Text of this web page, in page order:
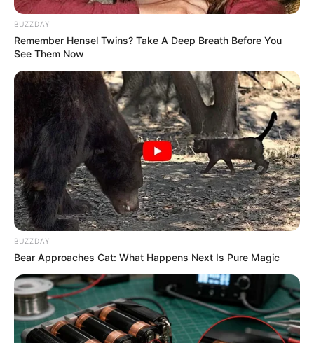
13 Film Genre Survival,
Paling Seru untuk
Ditonton
5 Film yang Mirip Crows
Zero, Penuh Aksi
Menegangkan
Imperfect: Karier, Cinta &
Timbangan
Eggnoid: Cinta & Portal
Waktu
BUZZDAY
Remember Hensel Twins? Take A Deep Breath Before You
See Them Now
BUZZDAY
Bear Approaches Cat: What Happens Next Is Pure Magic